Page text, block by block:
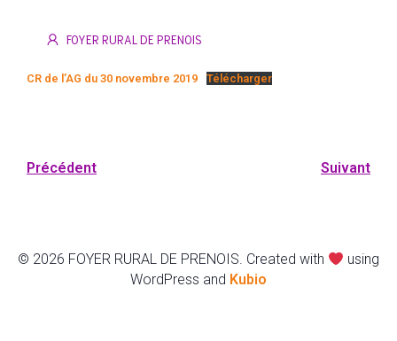
FOYER RURAL DE PRENOIS
CR de l’AG du 30 novembre 2019 Télécharger
Précédent Suivant
© 2026 FOYER RURAL DE PRENOIS. Created with
using
WordPress and Kubio